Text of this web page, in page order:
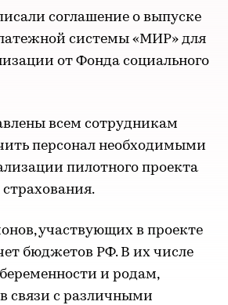
соглашение о выпуске
системы «МИР» для
от Фонда социального
всем сотрудникам
персонал необходимыми
пилотного проекта
участвующих в проекте
бюджетов РФ. В их числе
и родам,
связи с различными